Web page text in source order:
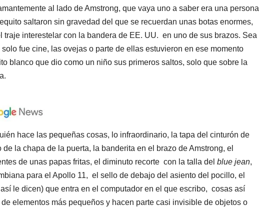
al lado de Amstrong, que vaya uno a saber era una persona
saltaron sin gravedad del que se recuerdan unas botas enormes,
traje interestelar con la bandera de EE. UU. en uno de sus brazos. Sea
fue cine, las ovejas o parte de ellas estuvieron en ese momento
blanco que dio como un niño sus primeros saltos, solo que sobre la
hace las pequeñas cosas, lo infraordinario, la tapa del cinturón de
la chapa de la puerta, la banderita en el brazo de Amstrong, el
de unas papas fritas, el diminuto recorte con la talla del blue jean,
para el Apollo 11, el sello de debajo del asiento del pocillo, el
le dicen) que entra en el computador en el que escribo, cosas así
elementos más pequeños y hacen parte casi invisible de objetos o